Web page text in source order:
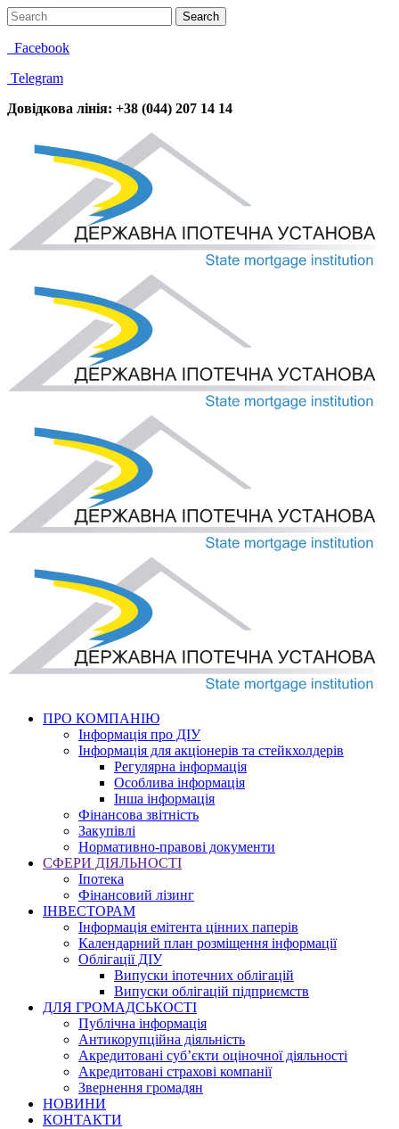
Facebook
Telegram
Довідкова лінія: +38 (044) 207 14 14
ПРО КОМПАНІЮ
Інформація про ДІУ
Інформація для акціонерів та стейкхолдерів
Регулярна інформація
Особлива інформація
Інша інформація
Фінансова звітність
Закупівлі
Нормативно-правові документи
СФЕРИ ДІЯЛЬНОСТІ
Іпотека
Фінансовий лізинг
ІНВЕСТОРАМ
Інформація емітента цінних паперів
Календарний план розміщення інформації
Облігації ДІУ
Випуски іпотечних облігацій
Випуски облігацій підприємств
ДЛЯ ГРОМАДСЬКОСТІ
Публічна інформація
Антикорупційна діяльність
Акредитовані суб’єкти оціночної діяльності
Акредитовані страхові компанії
Звернення громадян
НОВИНИ
КОНТАКТИ